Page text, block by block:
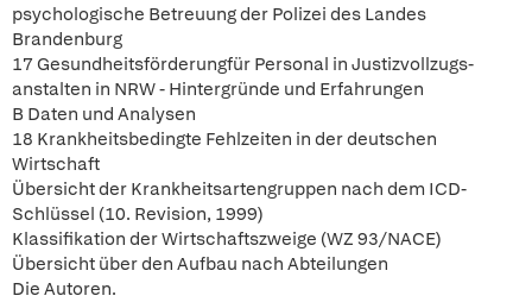
psychologische Betreuung der Polizei des Landes
Brandenburg
17 Gesundheitsförderungfür Personal in Justizvollzugs-
anstalten in NRW - Hintergründe und Erfahrungen
B Daten und Analysen
18 Krankheitsbedingte Fehlzeiten in der deutschen
Wirtschaft
Übersicht der Krankheitsartengruppen nach dem ICD-
Schlüssel (10. Revision, 1999)
Klassifikation der Wirtschaftszweige (WZ 93/NACE)
Übersicht über den Aufbau nach Abteilungen
Die Autoren.